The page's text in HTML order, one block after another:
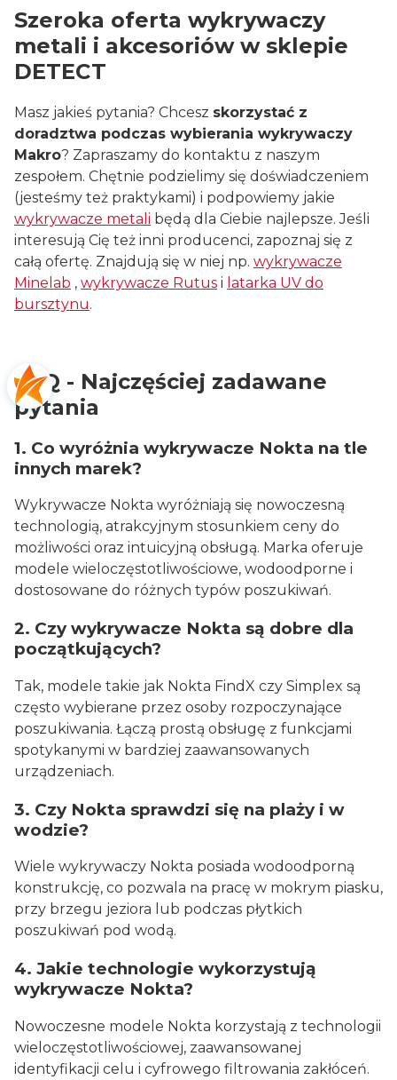
Szeroka oferta wykrywaczy
metali i akcesoriów w sklepie
DETECT
Masz jakieś pytania? Chcesz skorzystać z
doradztwa podczas wybierania wykrywaczy
Makro? Zapraszamy do kontaktu z naszym
zespołem. Chętnie podzielimy się doświadczeniem
(jesteśmy też praktykami) i podpowiemy jakie
wykrywacze metali będą dla Ciebie najlepsze. Jeśli
interesują Cię też inni producenci, zapoznaj się z
całą ofertę. Znajdują się w niej np. wykrywacze
Minelab , wykrywacze Rutus i latarka UV do
bursztynu.
FAQ - Najczęściej zadawane
pytania
1. Co wyróżnia wykrywacze Nokta na tle
innych marek?
Wykrywacze Nokta wyróżniają się nowoczesną
technologią, atrakcyjnym stosunkiem ceny do
możliwości oraz intuicyjną obsługą. Marka oferuje
modele wieloczęstotliwościowe, wodoodporne i
dostosowane do różnych typów poszukiwań.
2. Czy wykrywacze Nokta są dobre dla
początkujących?
Tak, modele takie jak Nokta FindX czy Simplex są
często wybierane przez osoby rozpoczynające
poszukiwania. Łączą prostą obsługę z funkcjami
spotykanymi w bardziej zaawansowanych
urządzeniach.
3. Czy Nokta sprawdzi się na plaży i w
wodzie?
Wiele wykrywaczy Nokta posiada wodoodporną
konstrukcję, co pozwala na pracę w mokrym piasku,
przy brzegu jeziora lub podczas płytkich
poszukiwań pod wodą.
4. Jakie technologie wykorzystują
wykrywacze Nokta?
Nowoczesne modele Nokta korzystają z technologii
wieloczęstotliwościowej, zaawansowanej
identyfikacji celu i cyfrowego filtrowania zakłóceń.